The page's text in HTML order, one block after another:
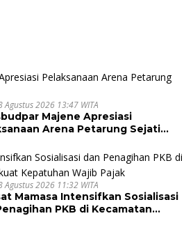
Agustus 2026 13:47 WITA
Majene Apresiasi
Arena Petarung Sejati
Agustus 2026 11:32 WITA
Mamasa Intensifkan Sosialisasi
PKB di Kecamatan